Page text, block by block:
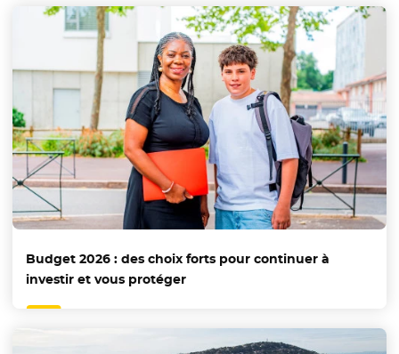
Budget 2026 : des choix forts pour continuer à
investir et vous protéger